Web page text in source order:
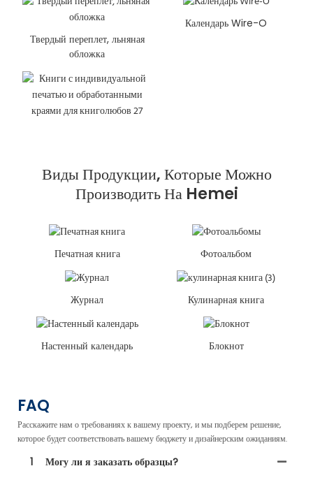
Твердый переплет, льняная
обложка
Календарь Wire-O
Виды Продукции, Которые Можно
Производить На Hemei
Печатная книга Фотоальбом
Журнал Кулинарная книга
Настенный календарь Блокнот
FAQ
Расскажите нам о требованиях к вашему проекту, и мы подберем решение,
которое будет соответствовать вашему бюджету и дизайнерским ожиданиям.
1
Могу ли я заказать образцы?